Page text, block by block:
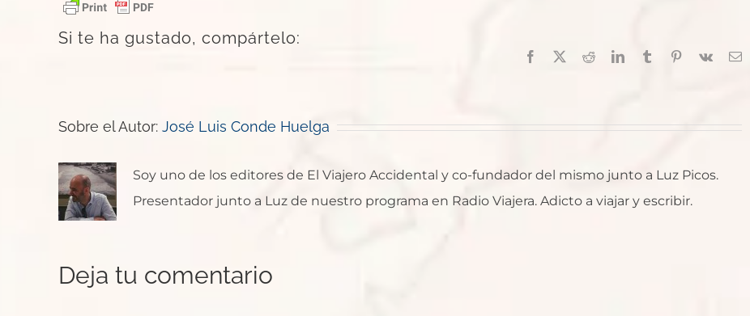
Si te ha gustado, compártelo:
Facebook RedditLinkedInTumblr Pinterest
Vk
Sobre el Autor: José Luis Conde Huelga
Soy uno de los editores de El Viajero Accidental y co-fundador del mismo junto a Luz Picos.
Presentador junto a Luz de nuestro programa en Radio Viajera. Adicto a viajar y escribir.
Deja tu comentario